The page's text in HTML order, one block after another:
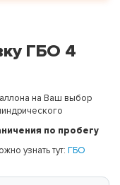
ГБО 4
на Ваш выбор
по пробегу
узнать тут: ГБО